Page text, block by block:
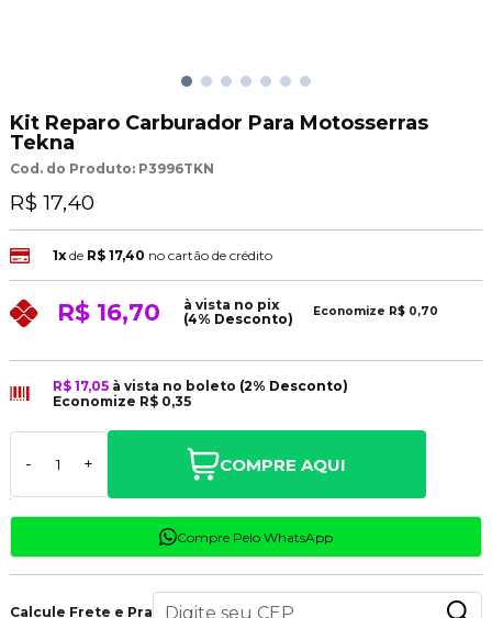
Kit Reparo Carburador Para Motosserras
Tekna
Cod. do Produto: P3996TKN
R$ 17,40
1xde R$ 17,40 no cartão de crédito
R$ 16,70
à vista no pix
(4% Desconto)
Economize R$ 0,70
R$ 17,05 à vista no boleto (2% Desconto)
Economize R$ 0,35
- + COMPRE AQUI
Compre Pelo WhatsApp
Calcule Frete e Prazo